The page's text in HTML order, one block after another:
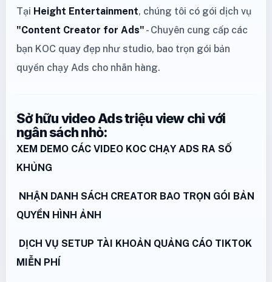
Tại Height Entertainment, chúng tôi có gói dịch vụ
"Content Creator for Ads" - Chuyên cung cấp các
bạn KOC quay đẹp như studio, bao trọn gói bản
quyền chạy Ads cho nhãn hàng.
Sở hữu video Ads triệu view chỉ với
ngân sách nhỏ:
XEM DEMO CÁC VIDEO KOC CHẠY ADS RA SỐ
KHỦNG
NHẬN DANH SÁCH CREATOR BAO TRỌN GÓI BẢN
QUYỀN HÌNH ẢNH
DỊCH VỤ SETUP TÀI KHOẢN QUẢNG CÁO TIKTOK
MIỄN PHÍ